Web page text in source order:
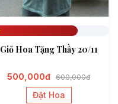
Giỏ Hoa Tặng Thầy 20/11
500,000đ 600,000đ
Đặt Hoa